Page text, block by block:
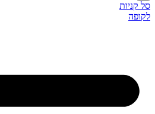
סל קניות
לקופה